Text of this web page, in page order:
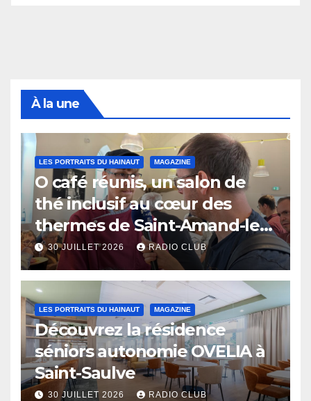
À la une
LES PORTRAITS DU HAINAUT MAGAZINE
O café réunis, un salon de
thé inclusif au cœur des
thermes de Saint-Amand-les-
Eaux
30 JUILLET 2026 RADIO CLUB
LES PORTRAITS DU HAINAUT MAGAZINE
Découvrez la résidence
séniors autonomie OVELIA à
Saint-Saulve
30 JUILLET 2026 RADIO CLUB